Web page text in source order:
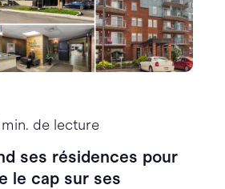
de lecture
ses résidences pour
le cap sur ses